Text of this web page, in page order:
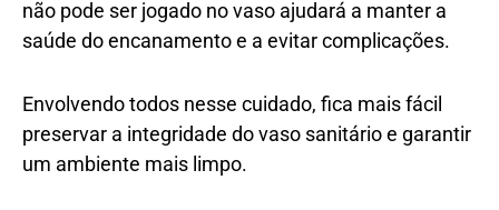
não pode ser jogado no vaso ajudará a manter a
saúde do encanamento e a evitar complicações.
Envolvendo todos nesse cuidado, fica mais fácil
preservar a integridade do vaso sanitário e garantir
um ambiente mais limpo.